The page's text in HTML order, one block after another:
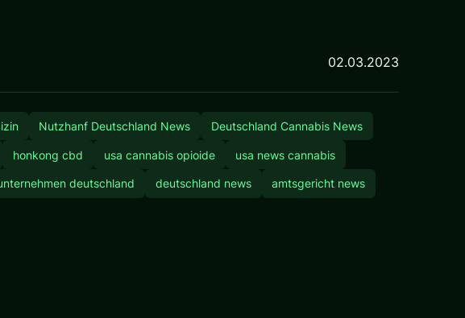
02.03.2023
Nutzhanf Deutschland News Deutschland Cannabis News
honkong cbd usa cannabis opioide usa news cannabis
deutschland deutschland news amtsgericht news